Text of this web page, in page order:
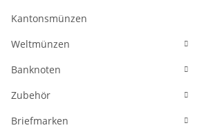
Kantonsmünzen
Weltmünzen
Banknoten
Zubehör
Briefmarken